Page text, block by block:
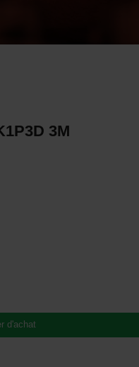
3M
d'achat